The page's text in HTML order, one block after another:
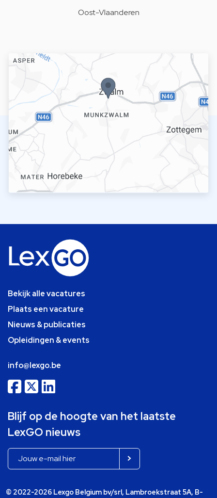
Oost-Vlaanderen
Bekijk alle vacatures
Plaats een vacature
Nieuws & publicaties
Opleidingen & events
info@lexgo.be
Blijf op de hoogte van het laatste
LexGO nieuws
© 2022-2026 Lexgo Belgium bv/srl, Lambroekstraat 5A, B-